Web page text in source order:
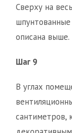
Сверху на
описана выше.
Шаг 9
В углах
сантиметров,